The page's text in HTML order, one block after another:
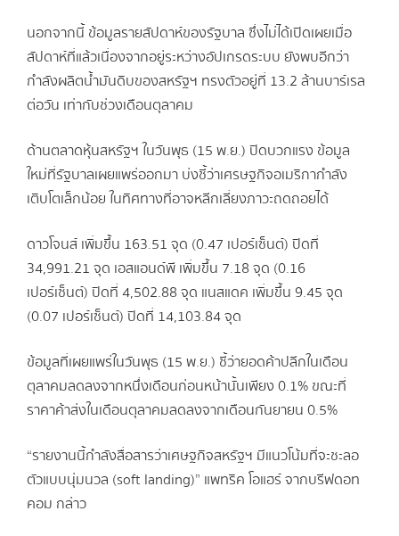
นอกจากนี้ ข้อมูลรายสัปดาห์ของรัฐบาล ซึ่งไม่ได้เปิดเผยเมื่อ
สัปดาห์ที่แล้วเนื่องจากอยู่ระหว่างอัปเกรดระบบ ยังพบอีกว่า
กำลังผลิตน้ำมันดิบของสหรัฐฯ ทรงตัวอยู่ที่ 13.2 ล้านบาร์เรล
ต่อวัน เท่ากับช่วงเดือนตุลาคม
ด้านตลาดหุ้นสหรัฐฯ ในวันพุธ (15 พ.ย.) ปิดบวกแรง ข้อมูล
ใหม่ที่รัฐบาลเผยแพร่ออกมา บ่งชี้ว่าเศรษฐกิจอเมริกากำลัง
เติบโตเล็กน้อย ในทิศทางที่อาจหลีกเลี่ยงภาวะถดถอยได้
ดาวโจนส์ เพิ่มขึ้น 163.51 จุด (0.47 เปอร์เซ็นต์) ปิดที่
34,991.21 จุด เอสแอนด์พี เพิ่มขึ้น 7.18 จุด (0.16
เปอร์เซ็นต์) ปิดที่ 4,502.88 จุด แนสแดค เพิ่มขึ้น 9.45 จุด
(0.07 เปอร์เซ็นต์) ปิดที่ 14,103.84 จุด
ข้อมูลที่เผยแพร่ในวันพุธ (15 พ.ย.) ชี้ว่ายอดค้าปลีกในเดือน
ตุลาคมลดลงจากหนึ่งเดือนก่อนหน้านั้นเพียง 0.1% ขณะที่
ราคาค้าส่งในเดือนตุลาคมลดลงจากเดือนกันยายน 0.5%
“รายงานนี้กำลังสื่อสารว่าเศษฐกิจสหรัฐฯ มีแนวโน้มที่จะชะลอ
ตัวแบบนุ่มนวล (soft landing)” แพทริค โอแฮร์ จากบรีฟดอท
คอม กล่าว